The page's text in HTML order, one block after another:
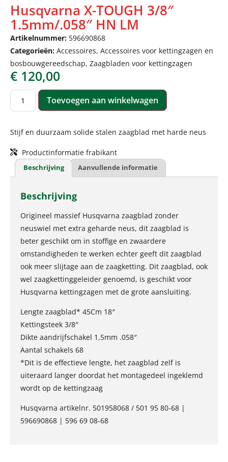
Husqvarna X-TOUGH 3/8″
1.5mm/.058″ HN LM
Artikelnummer: 596690868
Categorieën: Accessoires, Accessoires voor kettingzagen en
bosbouwgereedschap, Zaagbladen voor kettingzagen
€ 120,00
Toevoegen aan winkelwagen
Stijf en duurzaam solide stalen zaagblad met harde neus
Productinformatie frabikant
Beschrijving Aanvullende informatie
Beschrijving
Origineel massief Husqvarna zaagblad zonder
neuswiel met extra geharde neus, dit zaagblad is
beter geschikt om in stoffige en zwaardere
omstandigheden te werken echter geeft dit zaagblad
ook meer slijtage aan de zaagketting. Dit zaagblad, ook
wel zaagkettinggeleider genoemd, is geschikt voor
Husqvarna kettingzagen met de grote aansluiting.
Lengte zaagblad* 45Cm 18″
Kettingsteek 3/8″
Dikte aandrijfschakel 1,5mm .058″
Aantal schakels 68
*Dit is de effectieve lengte, het zaagblad zelf is
uiteraard langer doordat het montagedeel ingeklemd
wordt op de kettingzaag
Husqvarna artikelnr. 501958068 / 501 95 80-68 |
596690868 | 596 69 08-68